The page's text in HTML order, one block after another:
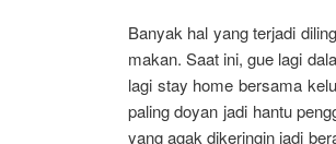
Banyak hal yang terjadi
makan. Saat ini, gue lagi
lagi stay home bersama
paling doyan jadi hantu
yang agak dikeringin jadi